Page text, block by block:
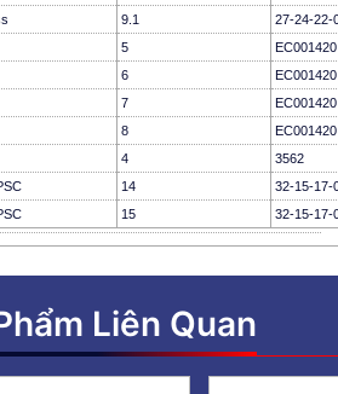
9.1
27-24-22-
5
EC001420
6
EC001420
7
EC001420
8
EC001420
4
3562
14
32-15-17-
15 32-15-17-
Liên Quan